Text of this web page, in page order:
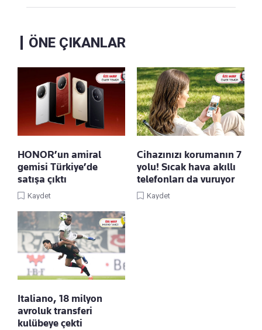
ÖNE ÇIKANLAR
HONOR’un amiral
gemisi Türkiye’de
satışa çıktı
Kaydet
Cihazınızı korumanın 7
yolu! Sıcak hava akıllı
telefonları da vuruyor
Kaydet
Italiano, 18 milyon
avroluk transferi
kulübeye çekti